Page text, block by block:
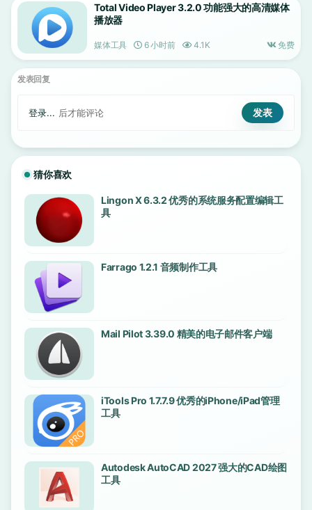
Total Video Player 3.2.0 功能强大的高清媒体
播放器
媒体工具 6 小时前 4.1K 免费
发表回复
登录... 后才能评论
猜你喜欢
Lingon X 6.3.2 优秀的系统服务配置编辑工
具
Farrago 1.2.1 音频制作工具
Mail Pilot 3.39.0 精美的电子邮件客户端
iTools Pro 1.7.7.9 优秀的iPhone/iPad管理
工具
Autodesk AutoCAD 2027 强大的CAD绘图
工具